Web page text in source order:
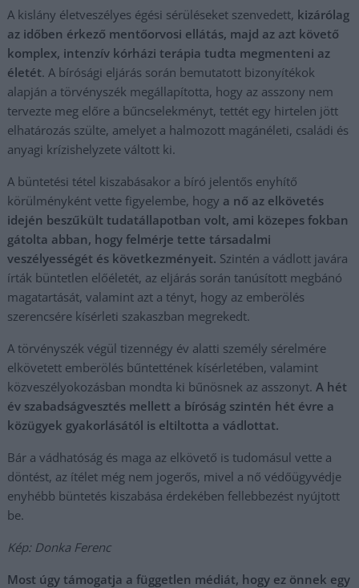
A kislány életveszélyes égési sérüléseket szenvedett, kizárólag
az időben érkező mentőorvosi ellátás, majd az azt követő
komplex, intenzív kórházi terápia tudta megmenteni az
életét. A bírósági eljárás során bemutatott bizonyítékok
alapján a törvényszék megállapította, hogy az asszony nem
tervezte meg előre a bűncselekményt, tettét egy hirtelen jött
elhatározás szülte, amelyet a halmozott magánéleti, családi és
anyagi krízishelyzete váltott ki.
A büntetési tétel kiszabásakor a bíró jelentős enyhítő
körülményként vette figyelembe, hogy a nő az elkövetés
idején beszűkült tudatállapotban volt, ami közepes fokban
gátolta abban, hogy felmérje tette társadalmi
veszélyességét és következményeit. Szintén a vádlott javára
írták büntetlen előéletét, az eljárás során tanúsított megbánó
magatartását, valamint azt a tényt, hogy az emberölés
szerencsére kísérleti szakaszban megrekedt.
A törvényszék végül tizennégy év alatti személy sérelmére
elkövetett emberölés bűntettének kísérletében, valamint
közveszélyokozásban mondta ki bűnösnek az asszonyt.A hét
év szabadságvesztés mellett a bíróság szintén hét évre a
közügyek gyakorlásától is eltiltotta a vádlottat.
Bár a vádhatóság és maga az elkövető is tudomásul vette a
döntést, az ítélet még nem jogerős, mivel a nő védőügyvédje
enyhébb büntetés kiszabása érdekében fellebbezést nyújtott
be.
Kép: Donka Ferenc
Most úgy támogatja a független médiát, hogy ez önnek egy